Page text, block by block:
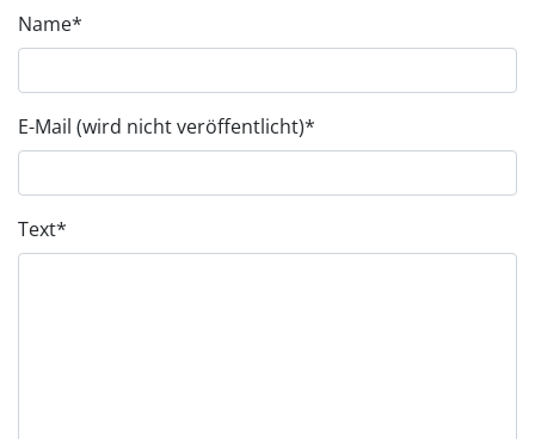
Name*
E-Mail (wird nicht veröffentlicht)*
Text*